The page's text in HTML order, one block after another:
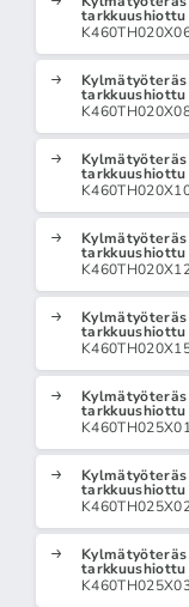
tarkkuushiottu
tarkkuushiottu
tarkkuushiottu
tarkkuushiottu
tarkkuushiottu
tarkkuushiottu
tarkkuushiottu
tarkkuushiottu